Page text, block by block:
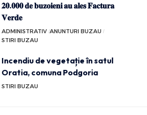
𝟐𝟎.𝟎𝟎𝟎 𝐝𝐞 𝐛𝐮𝐳𝐨𝐢𝐞𝐧𝐢 𝐚𝐮 𝐚𝐥𝐞𝐬 𝐅𝐚𝐜𝐭𝐮𝐫𝐚
𝐕𝐞𝐫𝐝𝐞
ADMINISTRATIV ANUNTURI BUZAU
STIRI BUZAU
Incendiu de vegetație în satul
Oratia, comuna Podgoria
STIRI BUZAU